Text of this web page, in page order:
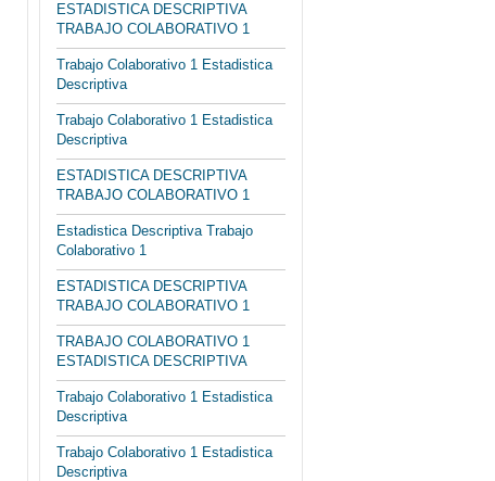
ESTADISTICA DESCRIPTIVA
TRABAJO COLABORATIVO 1
Trabajo Colaborativo 1 Estadistica
Descriptiva
Trabajo Colaborativo 1 Estadistica
Descriptiva
ESTADISTICA DESCRIPTIVA
TRABAJO COLABORATIVO 1
Estadistica Descriptiva Trabajo
Colaborativo 1
ESTADISTICA DESCRIPTIVA
TRABAJO COLABORATIVO 1
TRABAJO COLABORATIVO 1
ESTADISTICA DESCRIPTIVA
Trabajo Colaborativo 1 Estadistica
Descriptiva
Trabajo Colaborativo 1 Estadistica
Descriptiva